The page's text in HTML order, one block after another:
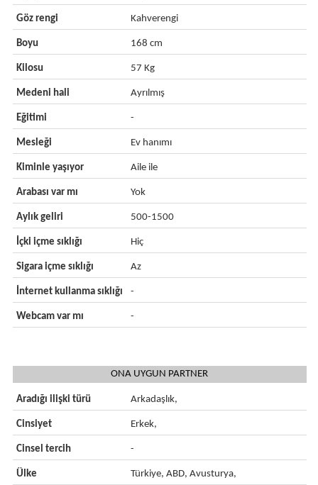
Göz rengi Kahverengi
Boyu 168 cm
Kilosu 57 Kg
Medeni hali Ayrılmış
Eğitimi -
Mesleği Ev hanımı
Kiminle yaşıyor Aile ile
Arabası var mı Yok
Aylık geliri 500-1500
İçki içme sıklığı Hiç
Sigara içme sıklığı Az
İnternet kullanma sıklığı -
Webcam var mı -
ONA UYGUN PARTNER
Aradığı ilişki türü Arkadaşlık,
Cinsiyet Erkek,
Cinsel tercih -
Ülke Türkiye, ABD, Avusturya,